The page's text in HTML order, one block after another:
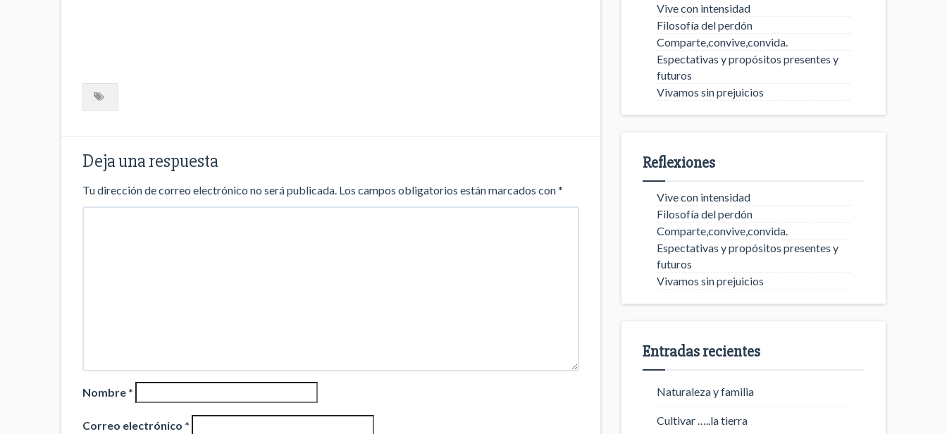
Deja una respuesta
Tu dirección de correo electrónico no será publicada. Los campos obligatorios están marcados con*
Nombre *
Correo electrónico *
Vive con intensidad
Filosofía del perdón
Comparte,convive,convida.
Espectativas y propósitos presentes y
futuros
Vivamos sin prejuicios
Reflexiones
Vive con intensidad
Filosofía del perdón
Comparte,convive,convida.
Espectativas y propósitos presentes y
futuros
Vivamos sin prejuicios
Entradas recientes
Naturaleza y familia
Cultivar …..la tierra